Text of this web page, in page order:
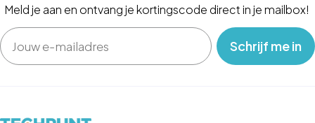
Meld je aan en ontvang je kortingscode direct in je mailbox!
Email
‎ ‎ ‎ Schrijf me in‎ ‎ ‎ ‎